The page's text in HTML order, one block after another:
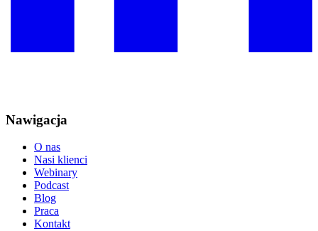
Nawigacja
O nas
Nasi klienci
Webinary
Podcast
Blog
Praca
Kontakt